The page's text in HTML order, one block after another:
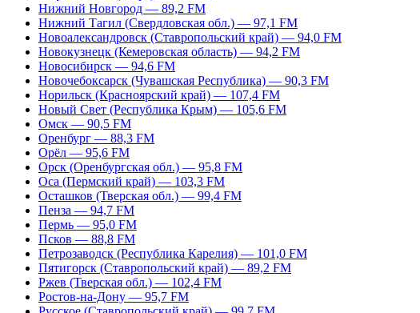
Нижний Новгород — 89,2 FM
Нижний Тагил (Свердловская обл.) — 97,1 FM
Новоалександровск (Ставропольский край) — 94,0 FM
Новокузнецк (Кемеровская область) — 94,2 FM
Новосибирск — 94,6 FM
Новочебоксарск (Чувашская Республика) — 90,3 FM
Норильск (Красноярский край) — 107,4 FM
Новый Свет (Республика Крым) — 105,6 FM
Омск — 90,5 FM
Оренбург — 88,3 FM
Орёл — 95,6 FM
Орск (Оренбургская обл.) — 95,8 FM
Оса (Пермский край) — 103,3 FM
Осташков (Тверская обл.) — 99,4 FM
Пенза — 94,7 FM
Пермь — 95,0 FM
Псков — 88,8 FM
Петрозаводск (Республика Карелия) — 101,0 FM
Пятигорск (Ставропольский край) — 89,2 FM
Ржев (Тверская обл.) — 102,4 FM
Ростов-на-Дону — 95,7 FM